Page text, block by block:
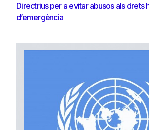
Directrius per a evitar abusos als drets
d’emergència